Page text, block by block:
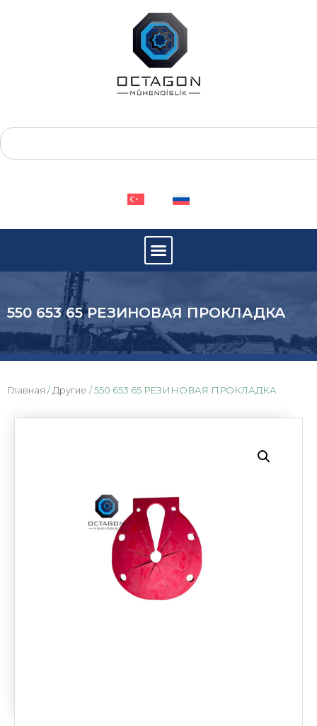
550 653 65 РЕЗИНОВАЯ ПРОКЛАДКА
Главная /Другие / 550 653 65 РЕЗИНОВАЯ ПРОКЛАДКА